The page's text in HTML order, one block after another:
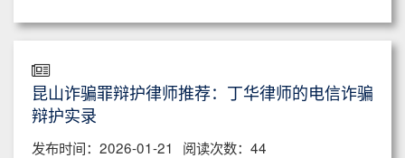
昆山诈骗罪辩护律师推荐：丁华律师的电信诈骗
辩护实录
发布时间：2026-01-21 阅读次数：44